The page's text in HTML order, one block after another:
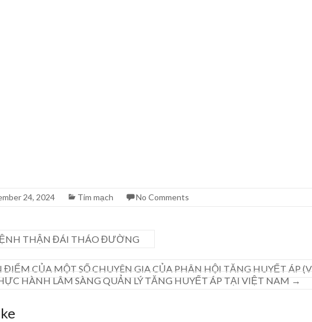
24, 2024 Tim mạch No Comments
THẬN ĐÁI THÁO ĐƯỜNG
CỦA MỘT SỐ CHUYÊN GIA CỦA PHÂN HỘI TĂNG HUYẾT ÁP
HÀNH LÂM SÀNG QUẢN LÝ TĂNG HUYẾT ÁP TẠI VIỆT NAM →